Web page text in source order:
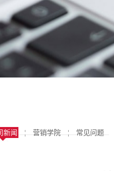
新闻 ¦ 营销学院 ¦ 常见问题